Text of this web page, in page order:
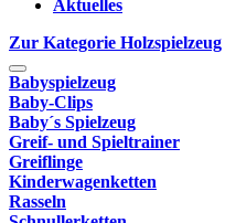
Aktuelles
Zur Kategorie Holzspielzeug
Babyspielzeug
Baby-Clips
Baby´s Spielzeug
Greif- und Spieltrainer
Greiflinge
Kinderwagenketten
Rasseln